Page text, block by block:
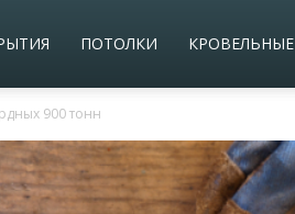
ПОТОЛКИ
900 тонн